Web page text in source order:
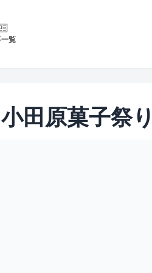
覧
田原菓子祭